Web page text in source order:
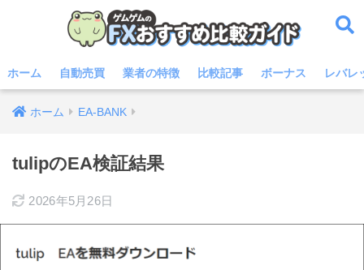
ホーム 自動売買 業者の特徴 比較記事 ボーナス レバレ
ホーム EA-BANK
tulipのEA検証結果
2026年5月26日